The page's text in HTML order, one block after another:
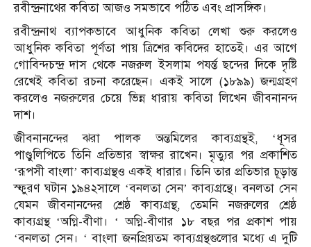
রবীন্দ্রনাথের কবিতা আজও সমভাবে পঠিত এবং প্রাসঙ্গিক।
রবীন্দ্রনাথ ব্যাপকভাবে আধুনিক কবিতা লেখা শুরু করলেও
আধুনিক কবিতা পূর্ণতা পায় ত্রিশের কবিদের হাতেই। এর আগে
গোবিন্দচন্দ্র দাস থেকে নজরুল ইসলাম পযর্ন্ত ছন্দের দিকে দৃষ্টি
রেখেই কবিতা রচনা করেছেন। একই সালে (১৮৯৯) জন্মগ্রহণ
করলেও নজরুলের চেয়ে ভিন্ন ধারায় কবিতা লিখেন জীবনানন্দ
দাশ।
জীবনানন্দের ঝরা পালক অন্তমিলের কাব্যগ্রন্থই, ‘ধূসর
পাণ্ডুলিপিতে তিনি প্রতিভার স্বাক্ষর রাখেন। মৃত্যুর পর প্রকাশিত
‘রূপসী বাংলা’ কাব্যগ্রন্থও একই ধারার। তিনি তার প্রতিভার চূড়ান্ত
স্ফুরণ ঘটান ১৯৪২সালে ‘বনলতা সেন’ কাব্যগ্রন্থে। বনলতা সেন
যেমন জীবনানন্দের শ্রেষ্ঠ কাব্যগ্রন্থ, তেমনি নজরুলের শ্রেষ্ঠ
কাব্যগ্রন্থ ‘অগ্নি-বীণা। ‘ অগ্নি-বীণার ১৮ বছর পর প্রকাশ পায়
‘বনলতা সেন। ‘ বাংলা জনপ্রিয়তম কাব্যগ্রন্থগুলোর মধ্যে এ দুটি